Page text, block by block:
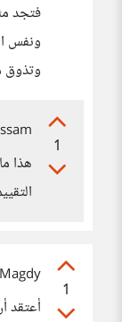
فتجد
ونفس
وتذوق
1
هذا
1
أعتقد